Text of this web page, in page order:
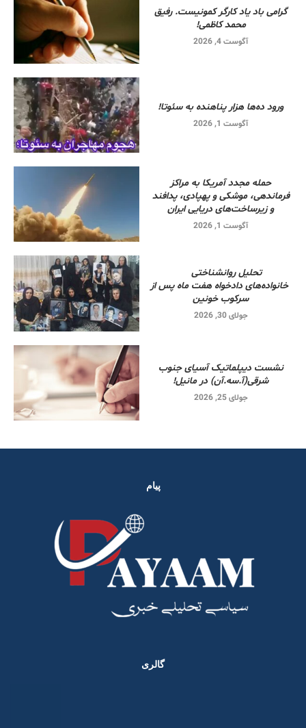
گرامی باد یاد کارگر کمونیست. رفیق
محمد کاظمی!
آگوست 4, 2026
ورود ده‌ها هزار پناهنده به سئوتا!
آگوست 1, 2026
حمله مجدد آمریکا به مراکز
فرماندهی، موشکی و پهپادی، پدافند
و زیرساخت‌های دریایی ایران
آگوست 1, 2026
تحلیل روانشناختی
خانواده‌های دادخواه هفت ماه پس از
سرکوب خونین
جولای 30, 2026
نشست دیپلماتیک آسیای جنوب
شرقی‌(آ.سه.آن) در مانیل!
جولای 25, 2026
پیام
گالری